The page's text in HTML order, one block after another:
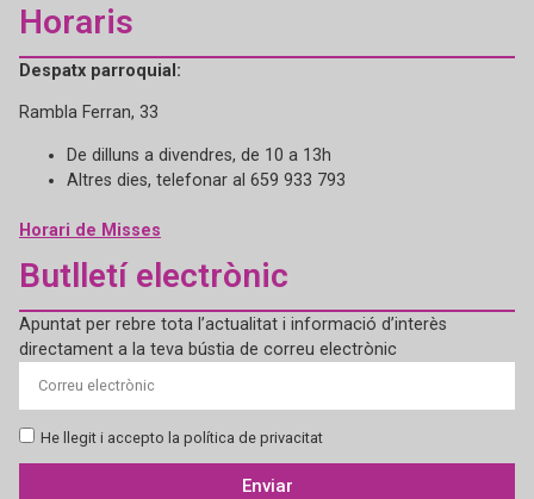
Horaris
Despatx parroquial:
Rambla Ferran, 33
De dilluns a divendres, de 10 a 13h
Altres dies, telefonar al 659 933 793
Horari de Misses
Butlletí electrònic
Apuntat per rebre tota l’actualitat i informació d’interès
directament a la teva bústia de correu electrònic
He llegit i accepto la política de privacitat
Enviar